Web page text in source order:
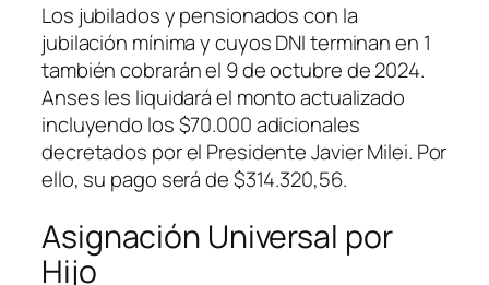
Los jubilados y pensionados con la
jubilación mínima y cuyos DNI terminan en 1
también cobrarán el 9 de octubre de 2024.
Anses les liquidará el monto actualizado
incluyendo los $70.000 adicionales
decretados por el Presidente Javier Milei. Por
ello, su pago será de $314.320,56.
Asignación Universal por
Hijo